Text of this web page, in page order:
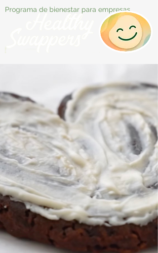
Programa de bienestar para empresas